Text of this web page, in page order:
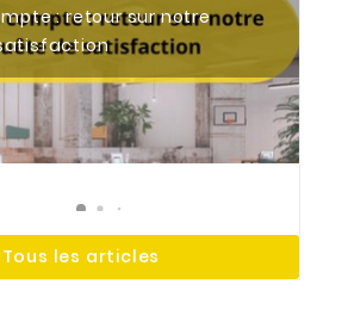
: retour sur notre
Tendances 2026 : aménager des bureaux
modernes et ergonomiques
électrique : un allié essentiel
pour votre espace de travail
Tous les articles